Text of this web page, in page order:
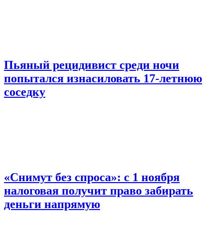
Пьяный рецидивист среди ночи
попытался изнасиловать 17-летнюю
соседку
«Снимут без спроса»: с 1 ноября
налоговая получит право забирать
деньги напрямую